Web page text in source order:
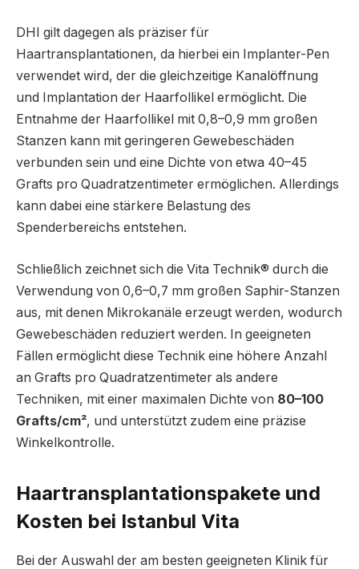
DHI gilt dagegen als präziser für
Haartransplantationen, da hierbei ein Implanter-Pen
verwendet wird, der die gleichzeitige Kanalöffnung
und Implantation der Haarfollikel ermöglicht. Die
Entnahme der Haarfollikel mit 0,8–0,9 mm großen
Stanzen kann mit geringeren Gewebeschäden
verbunden sein und eine Dichte von etwa 40–45
Grafts pro Quadratzentimeter ermöglichen. Allerdings
kann dabei eine stärkere Belastung des
Spenderbereichs entstehen.
Schließlich zeichnet sich die Vita Technik® durch die
Verwendung von 0,6–0,7 mm großen Saphir-Stanzen
aus, mit denen Mikrokanäle erzeugt werden, wodurch
Gewebeschäden reduziert werden. In geeigneten
Fällen ermöglicht diese Technik eine höhere Anzahl
an Grafts pro Quadratzentimeter als andere
Techniken, mit einer maximalen Dichte von 80–100
Grafts/cm², und unterstützt zudem eine präzise
Winkelkontrolle.
Haartransplantationspakete und
Kosten bei Istanbul Vita
Bei der Auswahl der am besten geeigneten Klinik für